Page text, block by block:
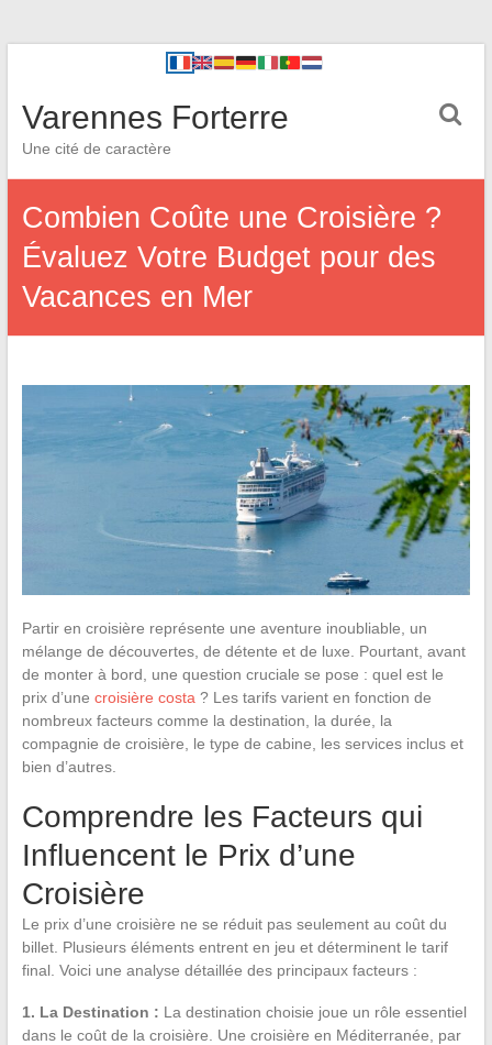
Varennes Forterre
Une cité de caractère
Combien Coûte une Croisière ?
Évaluez Votre Budget pour des
Vacances en Mer
Partir en croisière représente une aventure inoubliable, un
mélange de découvertes, de détente et de luxe. Pourtant, avant
de monter à bord, une question cruciale se pose : quel est le
prix d’une croisière costa ? Les tarifs varient en fonction de
nombreux facteurs comme la destination, la durée, la
compagnie de croisière, le type de cabine, les services inclus et
bien d’autres.
Comprendre les Facteurs qui
Influencent le Prix d’une
Croisière
Le prix d’une croisière ne se réduit pas seulement au coût du
billet. Plusieurs éléments entrent en jeu et déterminent le tarif
final. Voici une analyse détaillée des principaux facteurs :
1. La Destination : La destination choisie joue un rôle essentiel
dans le coût de la croisière. Une croisière en Méditerranée, par